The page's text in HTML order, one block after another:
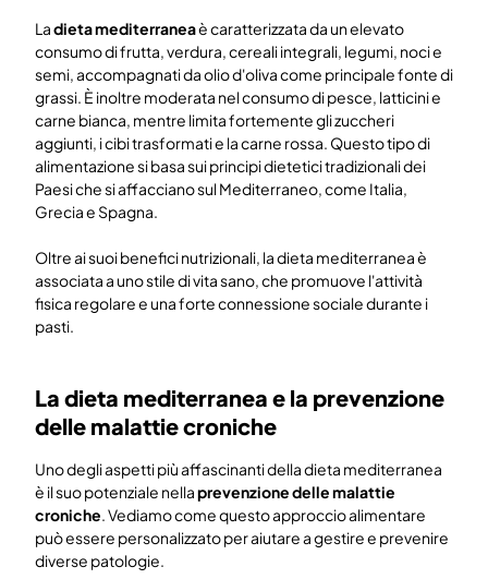
Ladieta mediterraneaè caratterizzata da un elevato
consumo di frutta, verdura, cereali integrali, legumi, noci e
semi, accompagnati da olio d'oliva come principale fonte di
grassi. È inoltre moderata nel consumo di pesce, latticini e
carne bianca, mentre limita fortemente gli zuccheri
aggiunti, i cibi trasformati e la carne rossa. Questo tipo di
alimentazione si basa sui principi dietetici tradizionali dei
Paesi che si affacciano sul Mediterraneo, come Italia,
Grecia e Spagna.
Oltre ai suoi benefici nutrizionali, la dieta mediterranea è
associata a uno stile di vita sano, che promuove l'attività
fisica regolare e una forte connessione sociale durante i
pasti.
La dieta mediterranea e la prevenzione
delle malattie croniche
Uno degli aspetti più affascinanti della dieta mediterranea
è il suo potenziale nellaprevenzione delle malattie
croniche. Vediamo come questo approccio alimentare
può essere personalizzato per aiutare a gestire e prevenire
diverse patologie.